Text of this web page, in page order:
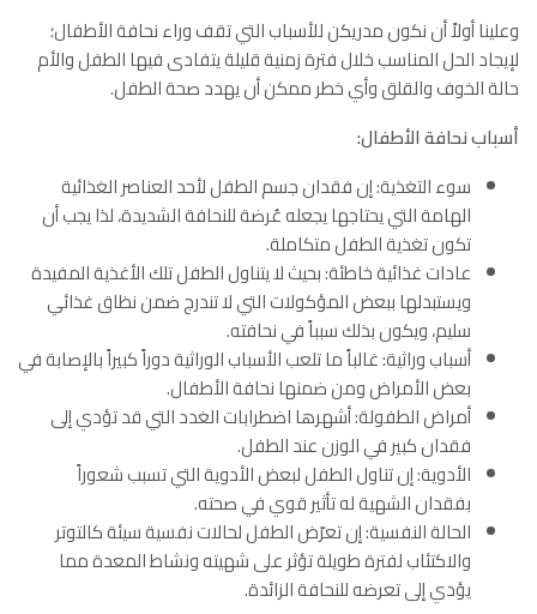
وعلينا أولاً أن نكون مدريكن للأسباب التي تقف وراء نحافة الأطفال؛
لإيجاد الحل المناسب خلال فترة زمنية قليلة يتفادى فيها الطفل والأم
حالة الخوف والقلق وأي خطر ممكن أن يهدد صحة الطفل.
أسباب نحافة الأطفال:
سوء التغذية: إن فقدان جسم الطفل لأحد العناصر الغذائية
الهامة التي يحتاجها يجعله عُرضة للنحافة الشديدة، لذا يجب أن
تكون تغذية الطفل متكاملة.
عادات غذائية خاطئة: بحيث لا يتناول الطفل تلك الأغذية المفيدة
ويستبدلها ببعض المؤكولات التي لا تندرج ضمن نظاق غذائي
سليم، ويكون بذلك سبباً في نحافته.
أسباب وراثية: غالباً ما تلعب الأسباب الوراثية دوراً كبيراً بالإصابة في
بعض الأمراض ومن ضمنها نحافة الأطفال.
أمراض الطفولة: أشهرها اضطرابات الغدد التي قد تؤدي إلى
فقدان كبير في الوزن عند الطفل.
الأدوية: إن تناول الطفل لبعض الأدوية التي تسبب شعوراً
بفقدان الشهية له تأثير قوي في صحته.
الحالة النفسية: إن تعرّض الطفل لحالات نفسية سيئة كالتوتر
والاكتئاب لفترة طويلة تؤثر على شهيته ونشاط المعدة مما
يؤدي إلى تعرضه للنحافة الزائدة.